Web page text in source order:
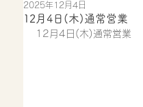
12月4日(木)通常営業
2025年12月4日
12月4日(木)通常営業